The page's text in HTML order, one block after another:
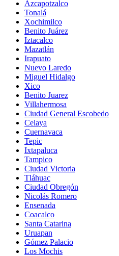
Azcapotzalco
Tonalá
Xochimilco
Benito Juárez
Iztacalco
Mazatlán
Irapuato
Nuevo Laredo
Miguel Hidalgo
Xico
Benito Juarez
Villahermosa
Ciudad General Escobedo
Celaya
Cuernavaca
Tepic
Ixtapaluca
Tampico
Ciudad Victoria
Tláhuac
Ciudad Obregón
Nicolás Romero
Ensenada
Coacalco
Santa Catarina
Uruapan
Gómez Palacio
Los Mochis